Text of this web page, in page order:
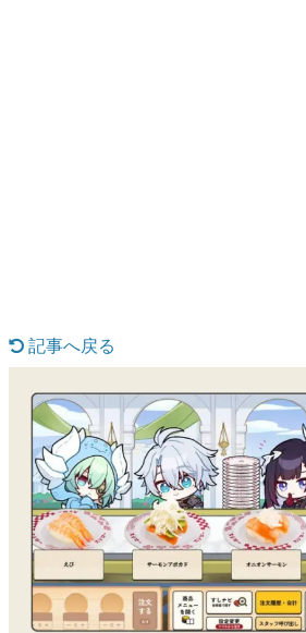
なんでゲームは面白い？
ゲーム開発者・hamatsu氏が
具体的な形から解き明かしてい
です。
ゲームが変えた日本語
「経験値」「裏技」「ラスボ
の起源や用法の変遷を、コン
イニーP氏が徹底調査。
カテゴリ
記事へ戻る